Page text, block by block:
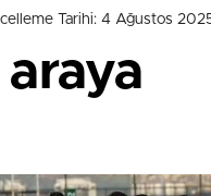
Tarihi: 4 Ağustos